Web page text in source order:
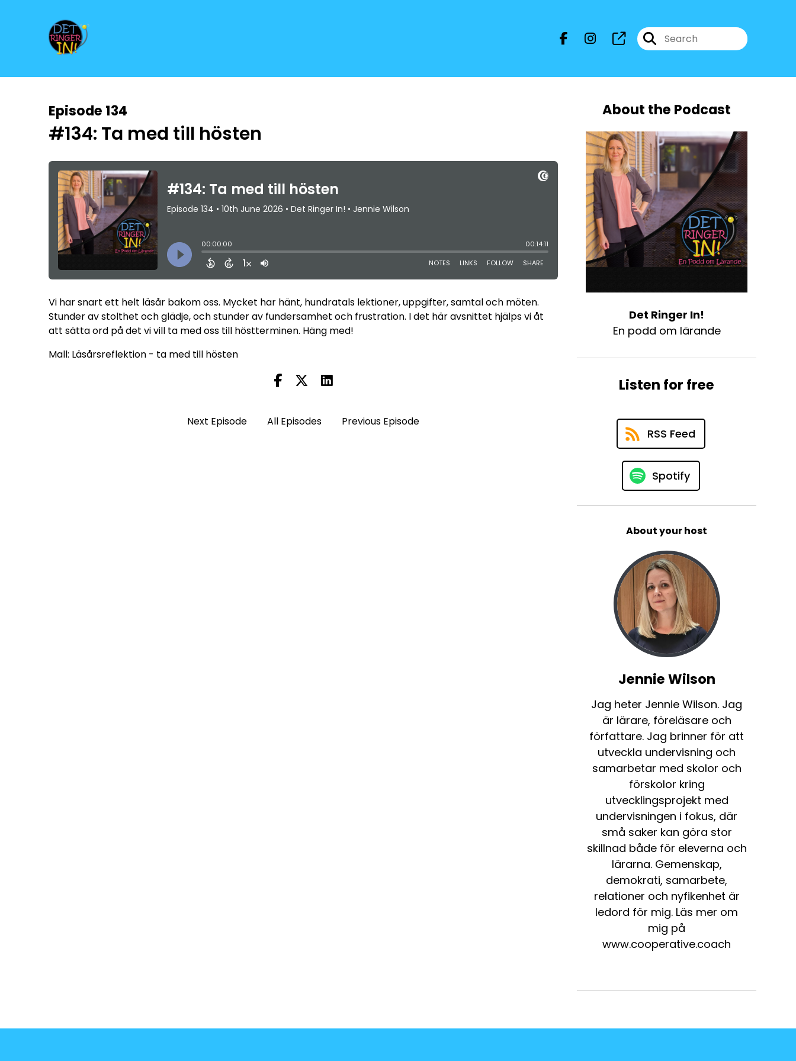
Episode 134
#134: Ta med till hösten
Vi har snart ett helt läsår bakom oss. Mycket har hänt, hundratals lektioner, uppgifter, samtal och möten.
Stunder av stolthet och glädje, och stunder av fundersamhet och frustration. I det här avsnittet hjälps vi åt
att sätta ord på det vi vill ta med oss till höstterminen. Häng med!
Mall: Läsårsreflektion - ta med till hösten
Next Episode All Episodes Previous Episode
About the Podcast
Det Ringer In!
En podd om lärande
Listen for free
RSS Feed
Spotify
About your host
Jennie Wilson
Jag heter Jennie Wilson. Jag
är lärare, föreläsare och
författare. Jag brinner för att
utveckla undervisning och
samarbetar med skolor och
förskolor kring
utvecklingsprojekt med
undervisningen i fokus, där
små saker kan göra stor
skillnad både för eleverna och
lärarna. Gemenskap,
demokrati, samarbete,
relationer och nyfikenhet är
ledord för mig. Läs mer om
mig på
www.cooperative.coach